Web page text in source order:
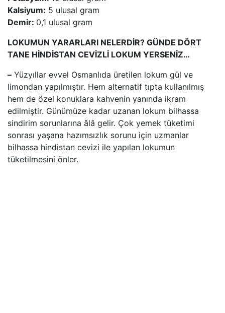
Kalsiyum: 5 ulusal gram
Demir: 0,1 ulusal gram
LOKUMUN YARARLARI NELERDİR? GÜNDE DÖRT
TANE HİNDİSTAN CEVİZLİ LOKUM YERSENİZ…
– Yüzyıllar evvel Osmanlıda üretilen lokum gül ve
limondan yapılmıştır. Hem alternatif tıpta kullanılmış
hem de özel konuklara kahvenin yanında ikram
edilmiştir. Günümüze kadar uzanan lokum bilhassa
sindirim sorunlarına âlâ gelir. Çok yemek tüketimi
sonrası yaşana hazımsızlık sorunu için uzmanlar
bilhassa hindistan cevizi ile yapılan lokumun
tüketilmesini önler.